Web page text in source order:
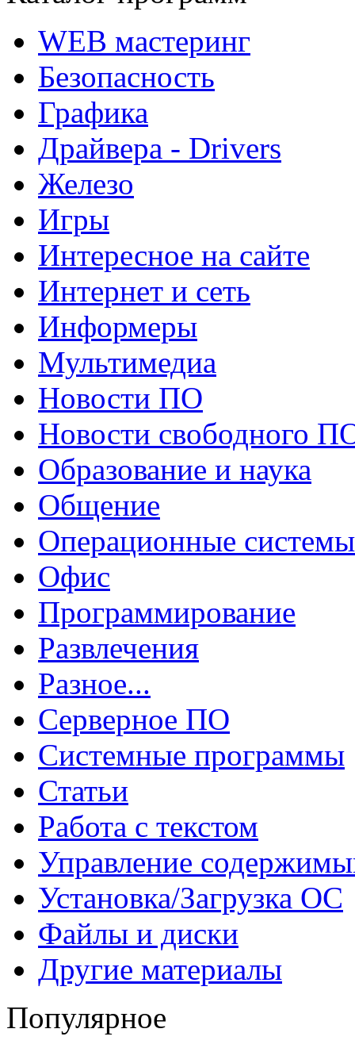
WEB мастеринг
Безопасность
Графика
Драйвера - Drivers
Железо
Игры
Интересное на сайте
Интернет и сеть
Информеры
Мультимедиа
Новости ПО
Новости свободного
Образование и наука
Общение
Операционные системы
Офис
Программирование
Развлечения
Разное...
Серверное ПО
Системные программы
Статьи
Работа с текстом
Управление
Установка/Загрузка ОС
Файлы и диски
Другие материалы
Популярное